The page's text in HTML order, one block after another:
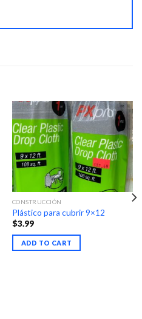
CONSTRUCCIÓN
Plástico para cubrir 9×12
$3.99
ADD TO CART